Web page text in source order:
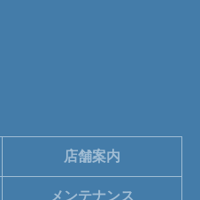
店舗案内
メンテナンス